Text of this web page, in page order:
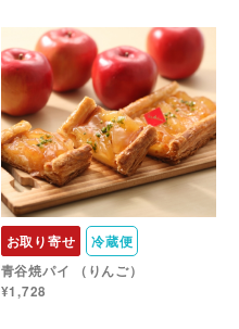
お取り寄せ
冷蔵便
青谷焼パイ （りんご）
¥1,728